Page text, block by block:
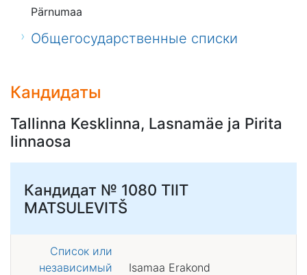
Pärnumaa
Общегосударственные списки
Кандидаты
Tallinna Kesklinna, Lasnamäe ja Pirita
linnaosa
Кандидат № 1080 TIIT
MATSULEVITŠ
Список или
независимый
Isamaa Erakond